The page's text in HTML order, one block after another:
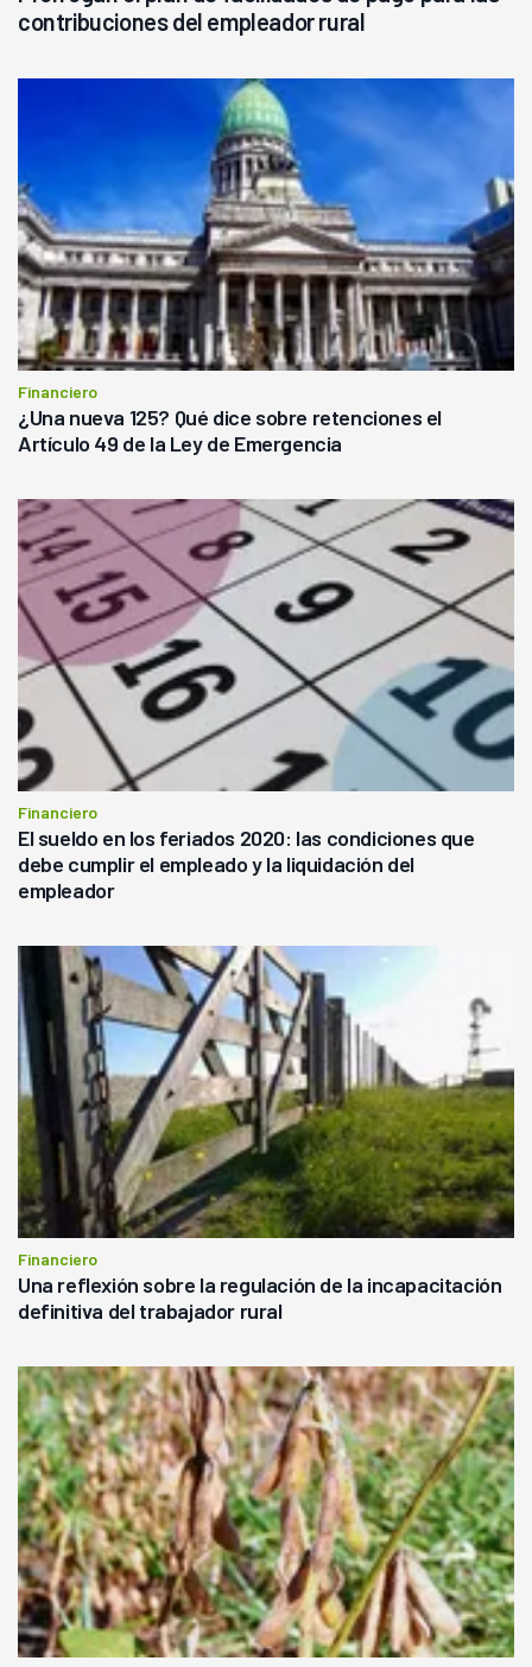
contribuciones del empleador rural
Financiero
¿Una nueva 125? Qué dice sobre retenciones el
Artículo 49 de la Ley de Emergencia
Financiero
El sueldo en los feriados 2020: las condiciones que
debe cumplir el empleado y la liquidación del
empleador
Financiero
Una reflexión sobre la regulación de la incapacitación
definitiva del trabajador rural